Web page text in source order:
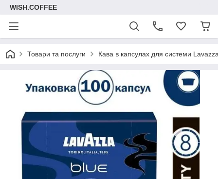
WISH.COFFEE
Товари та послуги Кава в капсулах для системи